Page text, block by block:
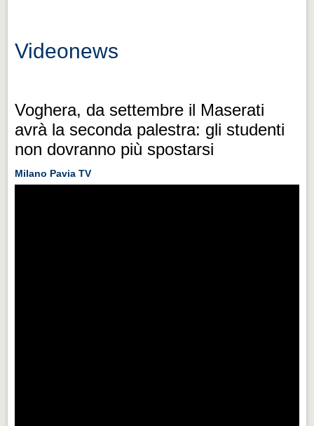
Eventi Pavia
Videonews
Voghera, da settembre il Maserati
avrà la seconda palestra: gli studenti
non dovranno più spostarsi
Milano Pavia TV